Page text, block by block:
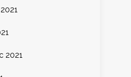
2021